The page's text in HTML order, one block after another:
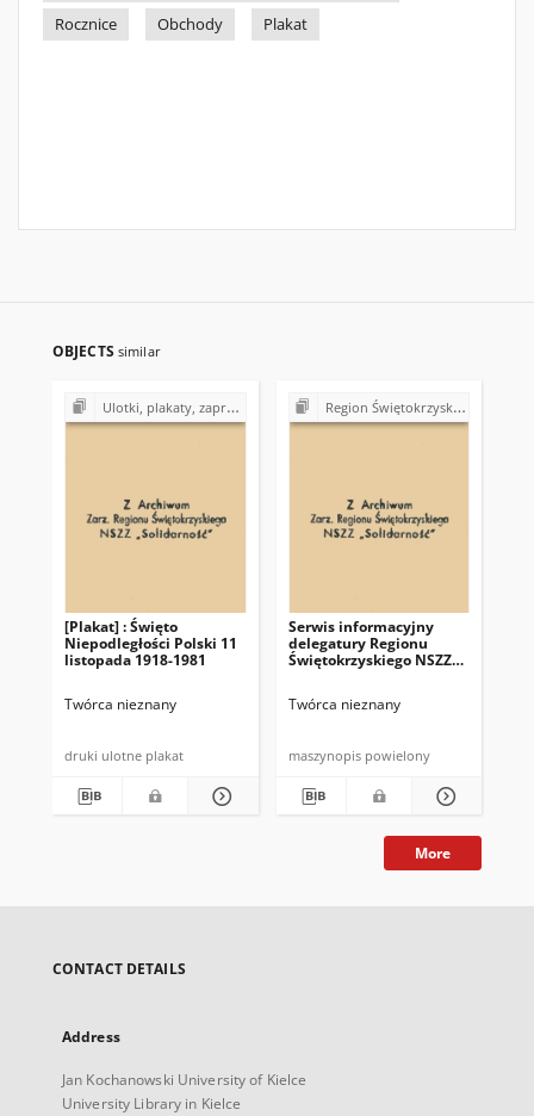
Rocznice
Obchody Plakat
OBJECTS similar
Ulotki, plakaty, zaproszenia, cegiełki, kartki okolicznościowe, kalendarzyki z lat 1980-1990
[Plakat] : Święto
Niepodległości Polski 11
listopada 1918-1981
Twórca nieznany
druki ulotne plakat
Region Świętokrzyski NSZZ "Solidarność". Delegatura Starachowice
Serwis informacyjny
delegatury Regionu
Świętokrzyskiego NSZZ
Twórca nieznany
maszynopis powielony
More
CONTACT DETAILS
Address
Jan Kochanowski University of Kielce
University Library in Kielce